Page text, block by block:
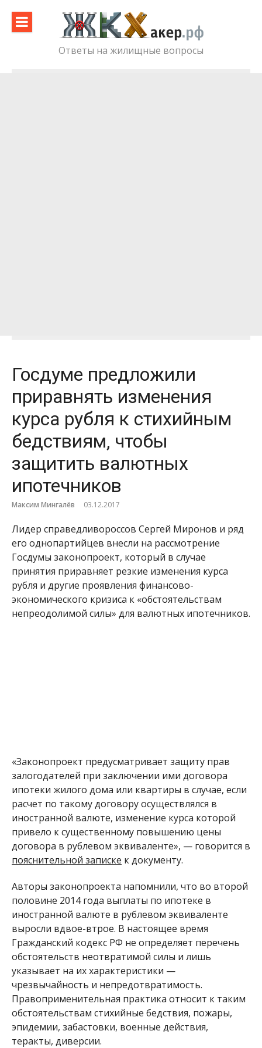
content
Ответы на жилищные вопросы
Госдуме предложили
приравнять изменения
курса рубля к стихийным
бедствиям, чтобы
защитить валютных
ипотечников
Максим Мингалёв 03.12.2017
Лидер справедливороссов Сергей Миронов и ряд
его однопартийцев внесли на рассмотрение
Госдумы законопроект, который в случае
принятия приравняет резкие изменения курса
рубля и другие проявления финансово-
экономического кризиса к «обстоятельствам
непреодолимой силы» для валютных ипотечников.
«Законопроект предусматривает защиту прав
залогодателей при заключении ими договора
ипотеки жилого дома или квартиры в случае, если
расчет по такому договору осуществлялся в
иностранной валюте, изменение курса которой
привело к существенному повышению цены
договора в рублевом эквиваленте», — говорится в
пояснительной записке к документу.
Авторы законопроекта напомнили, что во второй
половине 2014 года выплаты по ипотеке в
иностранной валюте в рублевом эквиваленте
выросли вдвое-втрое. В настоящее время
Гражданский кодекс РФ не определяет перечень
обстоятельств неотвратимой силы и лишь
указывает на их характеристики —
чрезвычайность и непредотвратимость.
Правоприменительная практика относит к таким
обстоятельствам стихийные бедствия, пожары,
эпидемии, забастовки, военные действия,
теракты, диверсии.